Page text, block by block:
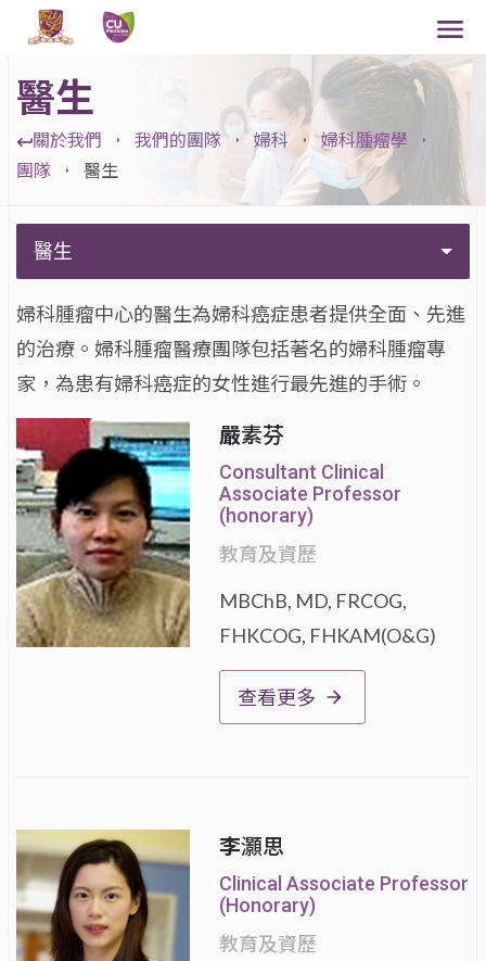
醫生
關於我們 我們的團隊 婦科
婦科腫瘤學
團隊
醫生
婦科腫瘤中心的醫生為婦科癌症患者提供全面、先進
的治療。婦科腫瘤醫療團隊包括著名的婦科腫瘤專
家，為患有婦科癌症的女性進行最先進的手術。
嚴素芬
Consultant Clinical
Associate Professor
(honorary)
教育及資歷
MBChB, MD, FRCOG,
FHKCOG, FHKAM(O&G)
查看更多
李灝思
Clinical Associate Professor
(Honorary)
教育及資歷
醫生